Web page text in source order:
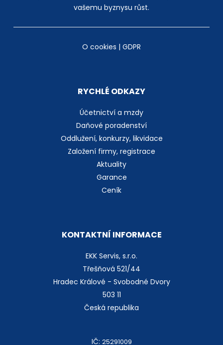
vašemu byznysu růst.
O cookies | GDPR
RYCHLÉ ODKAZY
Účetnictví a mzdy
Daňové poradenství
Oddlužení, konkurzy, likvidace
Založení firmy, registrace
Aktuality
Garance
Ceník
KONTAKTNÍ INFORMACE
EKK Servis, s.r.o.
Třešňová 521/44
Hradec Králové - Svobodné Dvory
503 11
Česká republika
IČ: 25291009